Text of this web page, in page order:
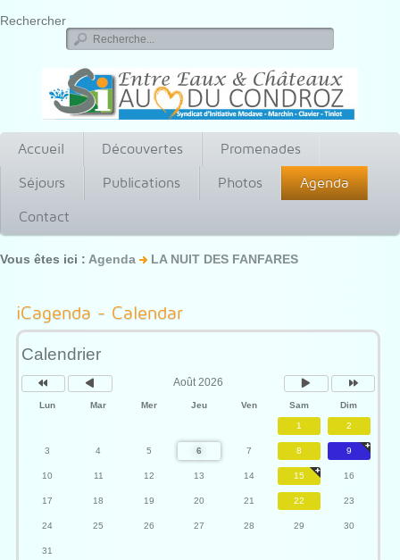
Rechercher
Accueil Découvertes
Promenades
Séjours
Publications Photos
Agenda
Contact
Vous êtes ici : Agenda LA NUIT DES FANFARES
iCagenda - Calendar
Calendrier
précédente précédent
Août 2026
Lun Mar Mer Jeu Ven Sam Dim
1 2
3 4 5 6 7 8 9
10 11 12 13 14 15 16
17 18 19 20 21 22 23
24 25 26 27 28 29 30
31